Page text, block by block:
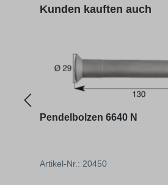
Produktgalerie überspringen
Kunden kauften auch
Pendelbolzen 6640 N
Artikel-Nr.: 20450